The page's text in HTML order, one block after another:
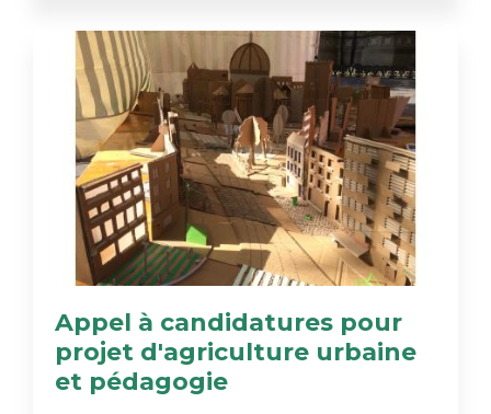
Appel à candidatures pour
projet d'agriculture urbaine
et pédagogie